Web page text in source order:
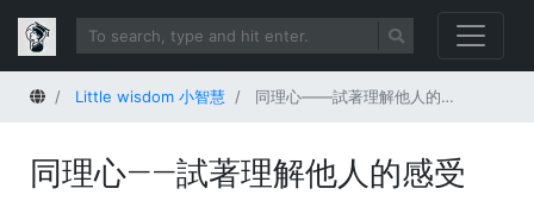
HomeLittle wisdom 小智慧 同理心——試著理解他人的感受
同理心——試著理解他人的感受